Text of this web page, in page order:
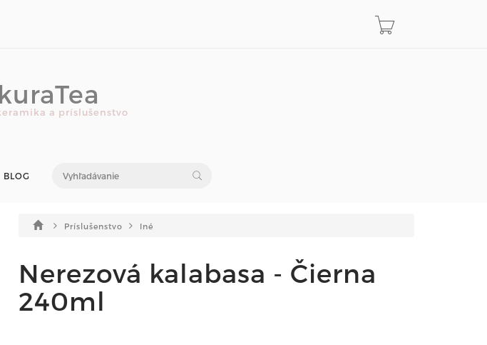
a príslušenstvo
BLOG
Príslušenstvo Iné
Nerezová kalabasa - Čierna
240ml